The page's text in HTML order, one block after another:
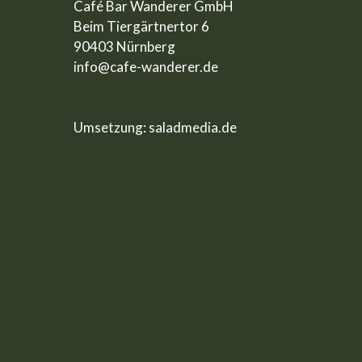
Café Bar Wanderer GmbH
Beim Tiergärtnertor 6
90403 Nürnberg
info@cafe-wanderer.de
Umsetzung: saladmedia.de